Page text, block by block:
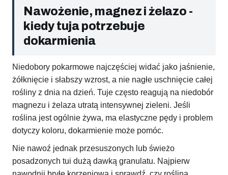
Nawożenie, magnez i żelazo -
kiedy tuja potrzebuje
dokarmienia
Niedobory pokarmowe najczęściej widać jako jaśnienie,
żółknięcie i słabszy wzrost, a nie nagłe uschnięcie całej
rośliny z dnia na dzień. Tuje często reagują na niedobór
magnezu i żelaza utratą intensywnej zieleni. Jeśli
roślina jest ogólnie żywa, ma elastyczne pędy i problem
dotyczy koloru, dokarmienie może pomóc.
Nie nawoź jednak przesuszonych lub świeżo
posadzonych tui dużą dawką granulatu. Najpierw